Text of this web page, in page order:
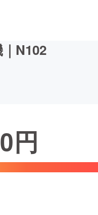
ファッション
N102
円